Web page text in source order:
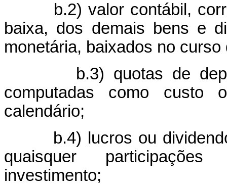
b.2) valor contábil,
baixa, dos demais bens e
monetária, baixados no
b.3) quotas de
computadas como custo
calendário;
b.4) lucros ou
quaisquer
investimento;